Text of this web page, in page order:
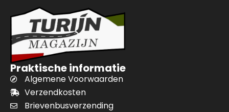
Praktische informatie
Algemene Voorwaarden
Verzendkosten
Brievenbusverzending